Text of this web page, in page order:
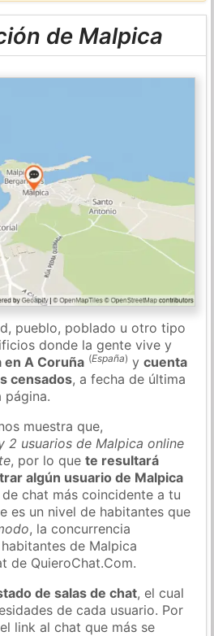
de Malpica
pueblo, poblado u otro tipo
donde la gente vive y
en A Coruña (España) ycuenta
censados, a fecha de última
página.
muestra que,
2 usuarios de Malpica online
, por lo quete resultará
algún usuario de Malpica
chat más coincidente a tu
es un nivel de habitantes que
, la concurrencia
de Malpica
de QuieroChat.Com.
de salas de chat, el cual
de cada usuario. Por
link al chat que más se